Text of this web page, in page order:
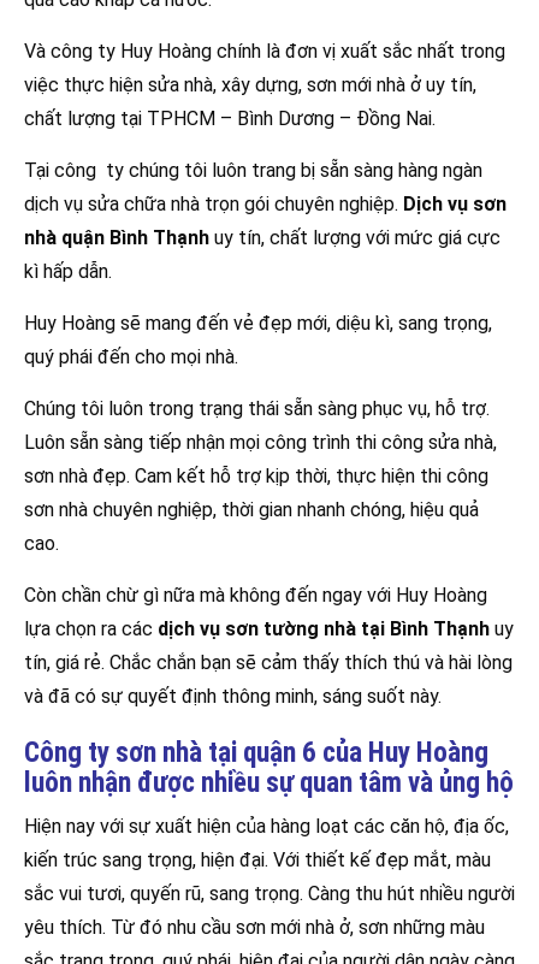
Và công ty Huy Hoàng chính là đơn vị xuất sắc nhất trong
việc thực hiện sửa nhà, xây dựng, sơn mới nhà ở uy tín,
chất lượng tại TPHCM – Bình Dương – Đồng Nai.
Tại công ty chúng tôi luôn trang bị sẵn sàng hàng ngàn
dịch vụ sửa chữa nhà trọn gói chuyên nghiệp. Dịch vụ sơn
nhà quận Bình Thạnh uy tín, chất lượng với mức giá cực
kì hấp dẫn.
Huy Hoàng sẽ mang đến vẻ đẹp mới, diệu kì, sang trọng,
quý phái đến cho mọi nhà.
Chúng tôi luôn trong trạng thái sẵn sàng phục vụ, hỗ trợ.
Luôn sẵn sàng tiếp nhận mọi công trình thi công sửa nhà,
sơn nhà đẹp. Cam kết hỗ trợ kịp thời, thực hiện thi công
sơn nhà chuyên nghiệp, thời gian nhanh chóng, hiệu quả
cao.
Còn chần chừ gì nữa mà không đến ngay với Huy Hoàng
lựa chọn ra các dịch vụ sơn tường nhà tại Bình Thạnh uy
tín, giá rẻ. Chắc chắn bạn sẽ cảm thấy thích thú và hài lòng
và đã có sự quyết định thông minh, sáng suốt này.
Công ty sơn nhà tại quận 6 của Huy Hoàng
luôn nhận được nhiều sự quan tâm và ủng hộ
Hiện nay với sự xuất hiện của hàng loạt các căn hộ, địa ốc,
kiến trúc sang trọng, hiện đại. Với thiết kế đẹp mắt, màu
sắc vui tươi, quyến rũ, sang trọng. Càng thu hút nhiều người
yêu thích. Từ đó nhu cầu sơn mới nhà ở, sơn những màu